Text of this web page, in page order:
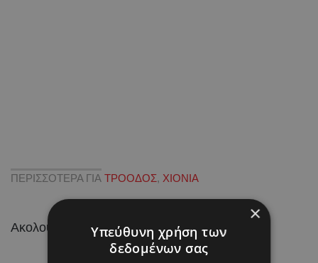
ΠΕΡΙΣΣΟΤΕΡΑ ΓΙΑ ΤΡΟΟΔΟΣ, ΧΙΟΝΙΑ
Ακολουθήστε το HELLO σε και
×
Υπεύθυνη χρήση των
δεδομένων σας